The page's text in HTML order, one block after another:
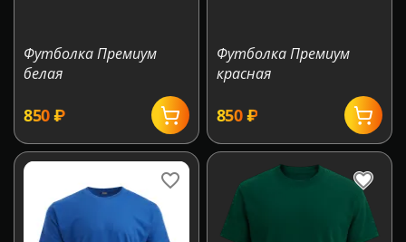
Футболка Премиум
белая
‍850‍₽
Футболка Премиум
красная
‍850‍₽